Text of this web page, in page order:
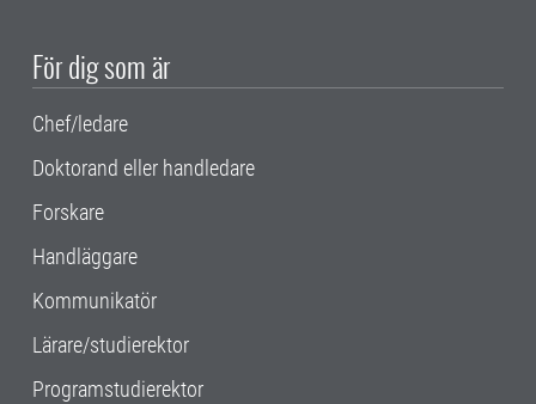
För dig som är
Chef/ledare
Doktorand eller handledare
Forskare
Handläggare
Kommunikatör
Lärare/studierektor
Programstudierektor